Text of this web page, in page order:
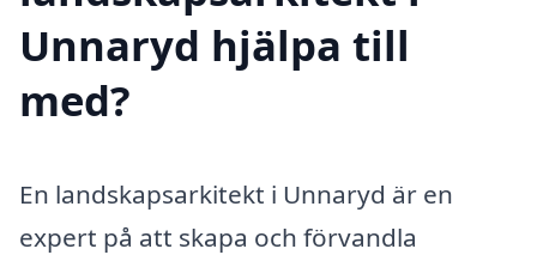
Unnaryd hjälpa till
med?
En landskapsarkitekt i Unnaryd är en
expert på att skapa och förvandla